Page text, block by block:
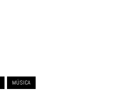
MÚSICA